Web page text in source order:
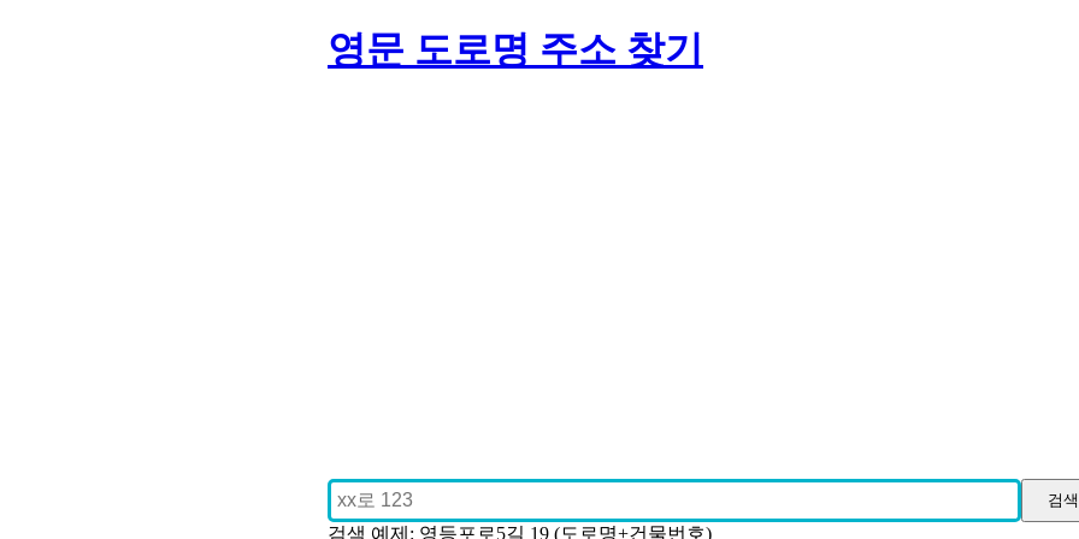
영문 도로명 주소 찾기
검색 예제: 영등포로5길 19 (도로명+건물번호)